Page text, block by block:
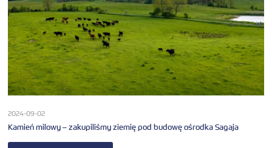
2024-09-02
Kamień milowy – zakupiliśmy ziemię pod budowę ośrodka Sagaja